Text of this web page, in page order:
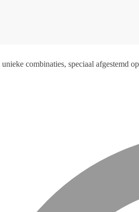
combinaties, speciaal afgestemd